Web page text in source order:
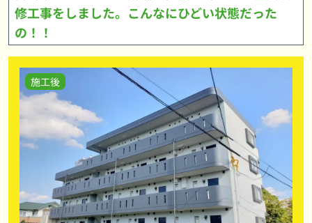
修工事をしました。こんなにひどい状態だった
の！！
施工後